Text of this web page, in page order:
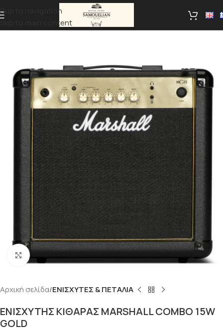
Skip to navigation
Skip to main content
Click to enlarge
Αρχική σελίδα ΕΝΙΣΧΥΤΕΣ & ΠΕΤΑΛΙΑ
ΕΝΙΣΧΥΤΗΣ ΚΙΘΑΡΑΣ MARSHALL COMBO 15W
GOLD